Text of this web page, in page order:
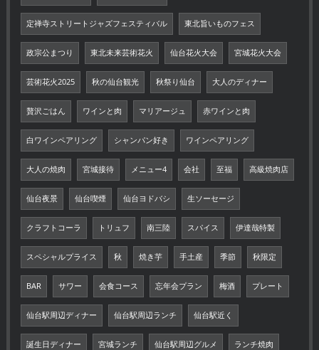
定禅寺ストリートジャズフェスティバル 東北旨いものフェス
政宗公まつり 東北未来芸術花火 仙台花火大会 宮城花火大会
芸術花火2025 秋の仙台観光 秋祭り仙台 大人のディナー
贅沢ごはん ワインと肉 マリアージュ 赤ワインと肉
白ワインペアリング シャンパン好き ワインペアリング
大人の焼肉 宮城接待 メニュー4 会社 至福 高級焼肉店
仙台夜景 仙台喫煙 仙台ヨドバシ 生ソーセージ
クラフトコーラ トリュフ 南三陸 スパイス 伊達哉特製
スペシャルプライス 秋 焼き芋 手土産 季節 秋限定
BAR サワー 会食コース 忘年会プラン 梅酒 プレート
仙台駅周辺ディナー 仙台駅周辺ランチ 仙台駅近く
誕生日ディナー 宮城ランチ 仙台駅周辺グルメ ランチ焼肉